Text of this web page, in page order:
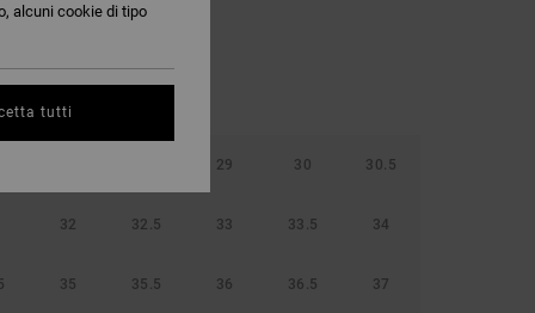
29 30 30.5
32 32.5 33 33.5 34
35 35.5 36 36.5 37
alcuni cookie di tipo
tutti